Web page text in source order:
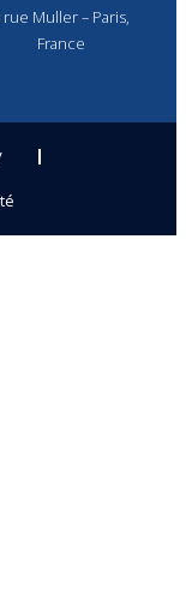
rue Muller – Paris,
France